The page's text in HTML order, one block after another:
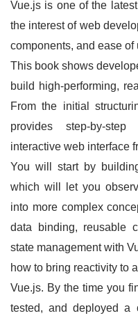
Vue.js is one of the
the interest of web
components, and ease of
This book shows
build high-performing,
From the initial
provides step-by-
interactive web interface
You will start by
which will let you
into more complex
data binding, reusable
state management with
how to bring reactivity to
Vue.js. By the time you
tested, and deployed a